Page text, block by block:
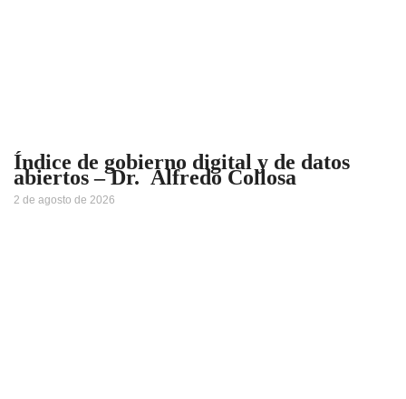
Índice de gobierno digital y de datos
abiertos – Dr. Alfredo Collosa
2 de agosto de 2026